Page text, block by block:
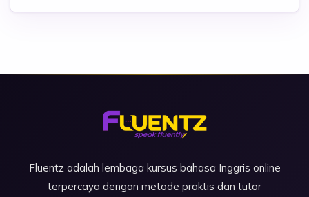
Fluentz adalah lembaga kursus bahasa Inggris online
terpercaya dengan metode praktis dan tutor